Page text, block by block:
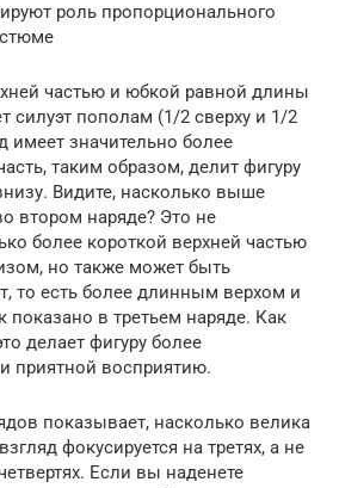
роль пропорционального
частью и юбкой равной длины
силуэт пополам (1/2 сверху и 1/2
имеет значительно более
таким образом, делит фигуру
Видите, насколько выше
втором наряде? Это не
более короткой верхней частью
но также может быть
то есть более длинным верхом и
показано в третьем наряде. Как
делает фигуру более
приятной восприятию.
показывает, насколько велика
фокусируется на третях, а не
Если вы наденете